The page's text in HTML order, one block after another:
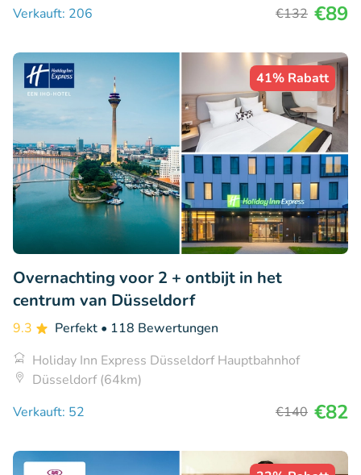
Verkauft: 206
€132 €89
41% Rabatt
Overnachting voor 2 + ontbijt in het
centrum van Düsseldorf
9.3 Perfekt • 118 Bewertungen
Holiday Inn Express Düsseldorf Hauptbahnhof
Düsseldorf (64km)
Verkauft: 52
€140 €82